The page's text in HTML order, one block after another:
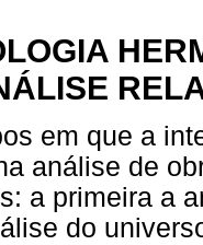
em que a
análise de
a primeira a
do